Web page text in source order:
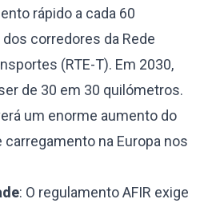
rápido a cada 60
corredores da Rede
(RTE-T). Em 2030,
de 30 em 30 quilómetros.
um enorme aumento do
na Europa nos
: O regulamento AFIR exige